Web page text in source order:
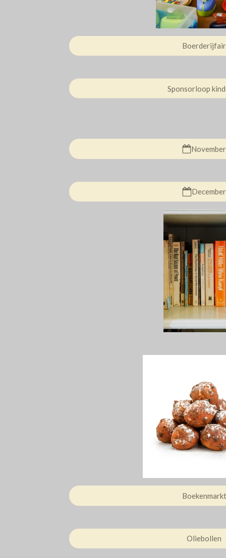
Boerderijfair
Sponsorloop
November
December
Boekenmarkt
Oliebollen